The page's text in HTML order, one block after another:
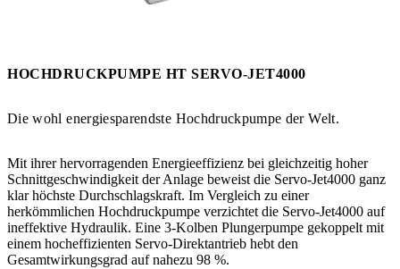
HOCHDRUCKPUMPE HT SERVO-JET4000
Die wohl energiesparendste Hochdruckpumpe der Welt.
Mit ihrerhervorragenden Energieeffizienz bei gleichzeitig hoher
Schnittgeschwindigkeit der Anlage beweist die Servo-Jet4000 ganz
klarhöchste Durchschlagskraft. Im Vergleich zu einer
herkömmlichen Hochdruckpumpe verzichtet die Servo-Jet4000 auf
ineffektive Hydraulik. Eine 3-Kolben Plungerpumpe gekoppelt mit
einem hocheffizienten Servo-Direktantrieb hebt den
Gesamtwirkungsgrad auf nahezu 98 %.